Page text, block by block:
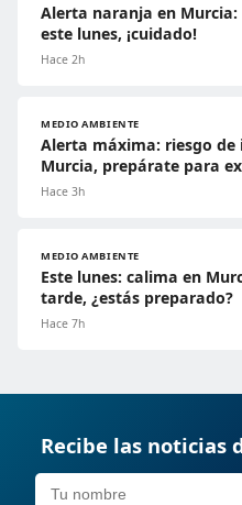
Alerta naranja en
este lunes, ¡cuidado!
Hace 2h
MEDIO AMBIENTE
Alerta máxima: riesgo de
Murcia, prepárate para
Hace 3h
MEDIO AMBIENTE
Este lunes: calima en
tarde, ¿estás preparado?
Hace 7h
Recibe las noticias